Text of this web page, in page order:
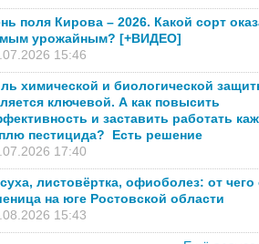
поля Кирова – 2026. Какой сорт
урожайным? [+ВИДЕО]
15:46
химической и биологической
ключевой. А как повысить
и заставить работать
пестицида? Есть решение
17:40
листовёртка, офиоболез: от чего
на юге Ростовской области
15:43